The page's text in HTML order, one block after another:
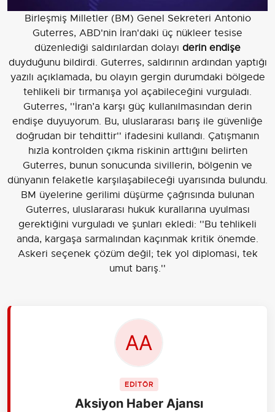
Birleşmiş Milletler (BM) Genel Sekreteri Antonio
Guterres, ABD'nin İran'daki üç nükleer tesise
düzenlediği saldırılardan dolayı derin endişe
duyduğunu bildirdi. Guterres, saldırının ardından yaptığı
yazılı açıklamada, bu olayın gergin durumdaki bölgede
tehlikeli bir tırmanışa yol açabileceğini vurguladı.
Guterres, ''İran’a karşı güç kullanılmasından derin
endişe duyuyorum. Bu, uluslararası barış ile güvenliğe
doğrudan bir tehdittir'' ifadesini kullandı. Çatışmanın
hızla kontrolden çıkma riskinin arttığını belirten
Guterres, bunun sonucunda sivillerin, bölgenin ve
dünyanın felaketle karşılaşabileceği uyarısında bulundu.
BM üyelerine gerilimi düşürme çağrısında bulunan
Guterres, uluslararası hukuk kurallarına uyulması
gerektiğini vurguladı ve şunları ekledi: ''Bu tehlikeli
anda, kargaşa sarmalından kaçınmak kritik önemde.
Askeri seçenek çözüm değil; tek yol diplomasi, tek
umut barış.''
EDİTÖR
Aksiyon Haber Ajansı